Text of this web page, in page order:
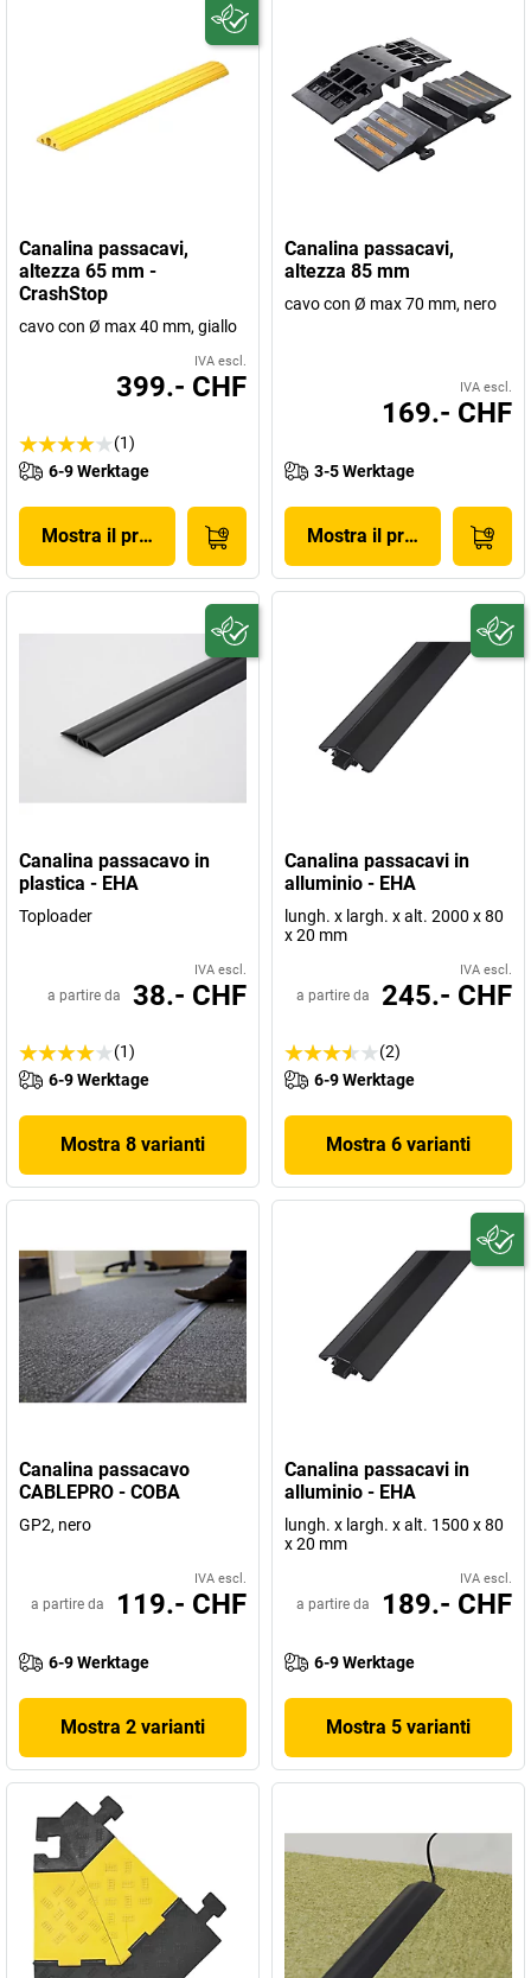
Canalina passacavi,
altezza 65 mm -
CrashStop
cavo con Ø max 40 mm, giallo
IVA escl.
399.- CHF
(1)
6-9 Werktage
Mostra il prodotto
Canalina passacavi,
altezza 85 mm
cavo con Ø max 70 mm, nero
IVA escl.
169.- CHF
3-5 Werktage
Mostra il prodotto
Canalina passacavo in
plastica - EHA
Toploader
IVA escl.
a partire da 38.- CHF
(1)
6-9 Werktage
Mostra 8 varianti
Canalina passacavi in
alluminio - EHA
lungh. x largh. x alt. 2000 x 80
x 20 mm
IVA escl.
a partire da 245.- CHF
(2)
6-9 Werktage
Mostra 6 varianti
Canalina passacavo
CABLEPRO - COBA
GP2, nero
IVA escl.
a partire da 119.- CHF
6-9 Werktage
Mostra 2 varianti
Canalina passacavi in
alluminio - EHA
lungh. x largh. x alt. 1500 x 80
x 20 mm
IVA escl.
a partire da 189.- CHF
6-9 Werktage
Mostra 5 varianti